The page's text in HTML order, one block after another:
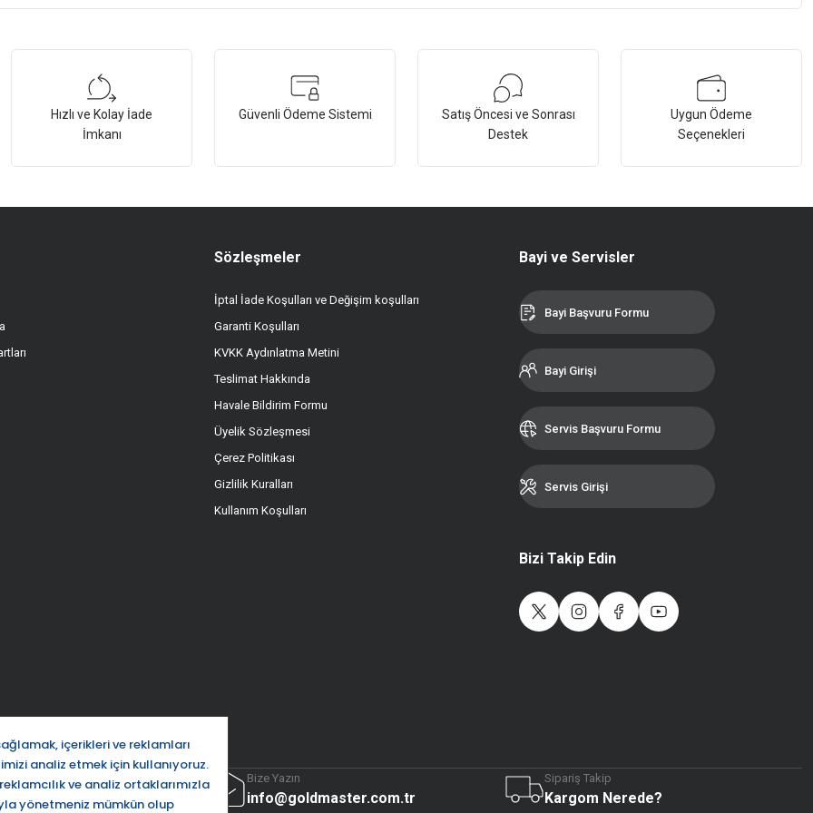
Gönder
Hızlı ve Kolay İade
İmkanı
Güvenli Ödeme Sistemi
Satış Öncesi ve Sonrası
Destek
Uygun Ödeme
Seçenekleri
Sözleşmeler
İptal İade Koşulları ve Değişim koşulları
Garanti Koşulları
KVKK Aydınlatma Metini
Teslimat Hakkında
Havale Bildirim Formu
Üyelik Sözleşmesi
Çerez Politikası
Gizlilik Kuralları
Kullanım Koşulları
Bayi ve Servisler
Bayi Başvuru Formu
Bayi Girişi
Servis Başvuru Formu
Servis Girişi
Bizi Takip Edin
5666
Bize Yazın
info@goldmaster.com.tr
Sipariş Takip
Kargom Nerede?